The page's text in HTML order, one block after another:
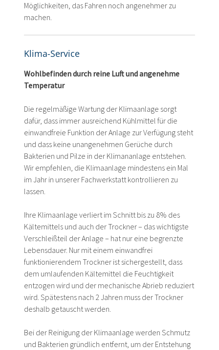
Möglichkeiten, das Fahren noch angenehmer zu
machen.
Klima-Service
Wohlbefinden durch reine Luft und angenehme
Temperatur
Die regelmäßige Wartung der Klimaanlage sorgt
dafür, dass immer ausreichend Kühlmittel für die
einwandfreie Funktion der Anlage zur Verfügung steht
und dass keine unangenehmen Gerüche durch
Bakterien und Pilze in der Klimananlage entstehen.
Wir empfehlen, die Klimaanlage mindestens ein Mal
im Jahr in unserer Fachwerkstatt kontrollieren zu
lassen.
Ihre Klimaanlage verliert im Schnitt bis zu 8% des
Kältemittels und auch der Trockner – das wichtigste
Verschleißteil der Anlage – hat nur eine begrenzte
Lebensdauer. Nur mit einem einwandfrei
funktionierendem Trockner ist sichergestellt, dass
dem umlaufenden Kältemittel die Feuchtigkeit
entzogen wird und der mechanische Abrieb reduziert
wird. Spätestens nach 2 Jahren muss der Trockner
deshalb getauscht werden.
Bei der Reinigung der Klimaanlage werden Schmutz
und Bakterien gründlich entfernt, um der Entstehung